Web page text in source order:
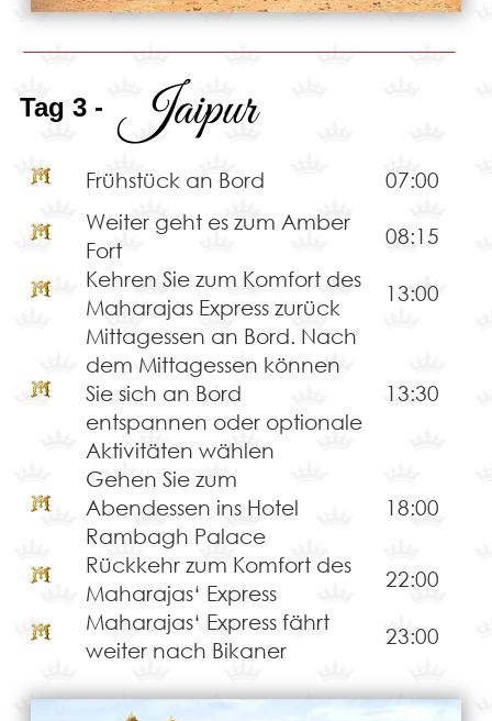
Tag 3 - Jaipur
Frühstück an Bord
07:00
Weiter geht es zum Amber
Fort
08:15
Kehren Sie zum Komfort des
Maharajas Express zurück
13:00
Mittagessen an Bord. Nach
dem Mittagessen können
Sie sich an Bord
entspannen oder optionale
Aktivitäten wählen
13:30
Gehen Sie zum
Abendessen ins Hotel
Rambagh Palace
18:00
Rückkehr zum Komfort des
Maharajas‘ Express
22:00
Maharajas‘ Express fährt
weiter nach Bikaner
23:00